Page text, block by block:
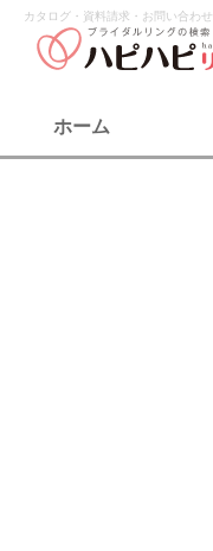
カタログ・資料請求・お問い合わせ
ホーム